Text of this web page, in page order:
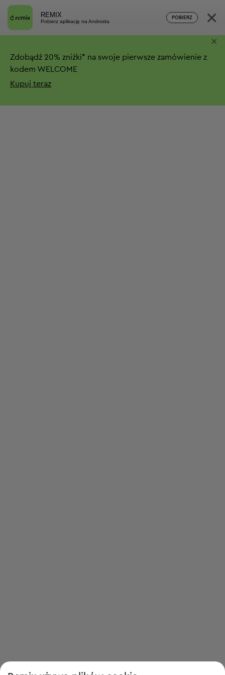
REMIX
Pobierz aplikację na Androida
POBIERZ ×
Zdobądź 20% zniżki* na swoje pierwsze zamówienie z
kodem WELCOME
Kupuj teraz
×